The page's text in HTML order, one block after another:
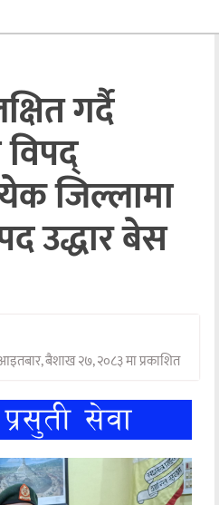
गर्दै
जिल्लामा
उद्धार बेस
बैशाख २७, २०८३ मा प्रकाशित